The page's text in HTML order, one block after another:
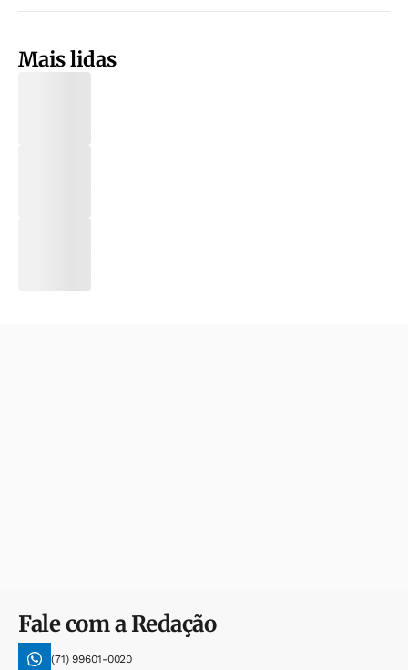
Mais lidas
Fale com a Redação
(71) 99601-0020